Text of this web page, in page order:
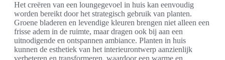
Het creëren van een loungegevoel in huis kan eenvoudig
worden bereikt door het strategisch gebruik van planten.
Groene bladeren en levendige kleuren brengen niet alleen een
frisse adem in de ruimte, maar dragen ook bij aan een
uitnodigende en ontspannen ambiance. Planten in huis
kunnen de esthetiek van het interieurontwerp aanzienlijk